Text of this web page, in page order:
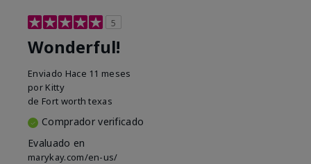
5
Wonderful!
Enviado Hace 11 meses
por Kitty
de Fort worth texas
Comprador verificado
Evaluado en
marykay.com/en-us/